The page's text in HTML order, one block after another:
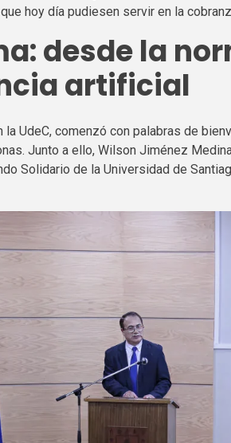
hoy día pudiesen servir en la
desde la
artificial
la UdeC, comenzó con palabras de
Junto a ello, Wilson Jiménez
Solidario de la Universidad de